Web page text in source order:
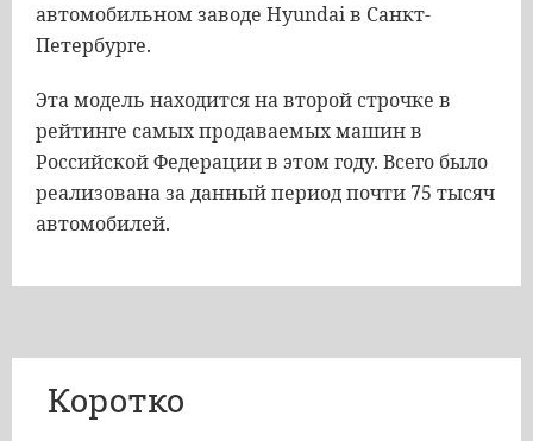
автомобильном заводе Hyundai в Санкт-
Петербурге.
Эта модель находится на второй строчке в
рейтинге самых продаваемых машин в
Российской Федерации в этом году. Всего было
реализована за данный период почти 75 тысяч
автомобилей.
Коротко